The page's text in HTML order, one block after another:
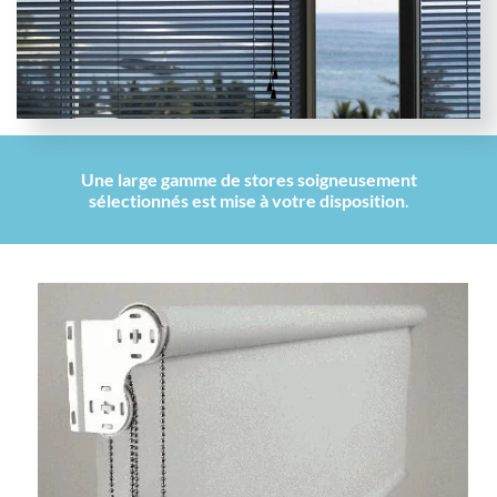
Une large gamme de stores soigneusement
sélectionnés est mise à votre disposition.